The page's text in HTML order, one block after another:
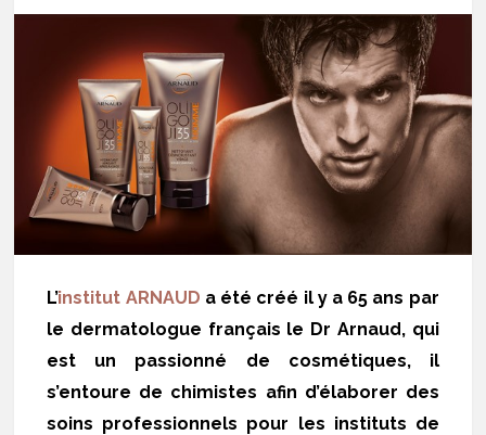
L’institut ARNAUD a été créé il y a 65 ans par
le dermatologue français le Dr Arnaud, qui
est un passionné de cosmétiques, il
s’entoure de chimistes afin d’élaborer des
soins professionnels pour les instituts de